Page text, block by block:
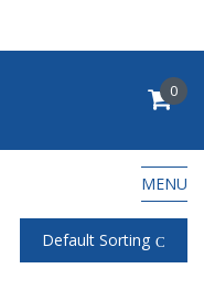
0
MENU
Default Sorting